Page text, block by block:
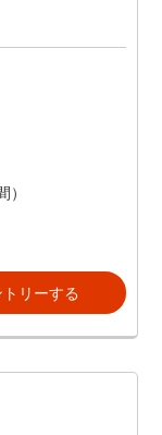
リーする